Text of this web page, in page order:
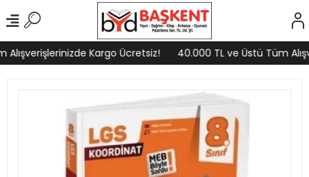
Kargo Ücretsiz! 40.000 TL ve Üstü Tüm